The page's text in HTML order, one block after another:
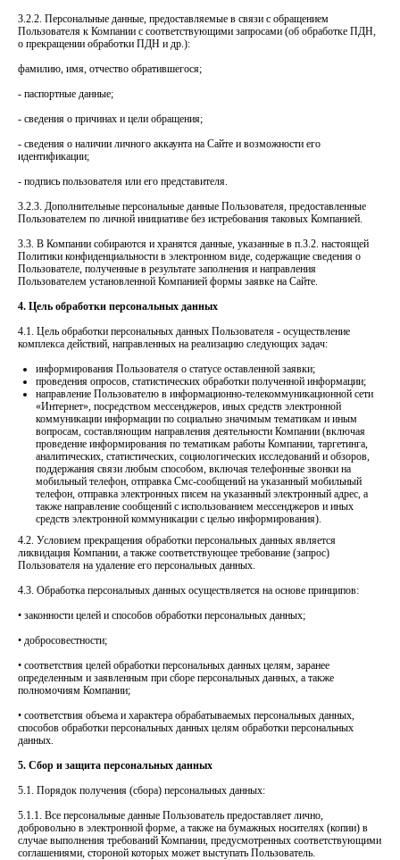
3.2.2. Персональные данные, предоставляемые в связи с обращением
Пользователя к Компании с соответствующими запросами (об обработке ПДН,
о прекращении обработки ПДН и др.):
фамилию, имя, отчество обратившегося;
- паспортные данные;
- сведения о причинах и цели обращения;
- сведения о наличии личного аккаунта на Сайте и возможности его
идентификации;
- подпись пользователя или его представителя.
3.2.3. Дополнительные персональные данные Пользователя, предоставленные
Пользователем по личной инициативе без истребования таковых Компанией.
3.3. В Компании собираются и хранятся данные, указанные в п.3.2. настоящей
Политики конфиденциальности в электронном виде, содержащие сведения о
Пользователе, полученные в результате заполнения и направления
Пользователем установленной Компанией формы заявке на Сайте.
4. Цель обработки персональных данных
4.1. Цель обработки персональных данных Пользователя - осуществление
комплекса действий, направленных на реализацию следующих задач:
информирования Пользователя о статусе оставленной заявки;
проведения опросов, статистических обработки полученной информации;
направление Пользователю в информационно-телекоммуникационной сети
«Интернет», посредством мессенджеров, иных средств электронной
коммуникации информации по социально значимым тематикам и иным
вопросам, составляющим направления деятельности Компании (включая
проведение информирования по тематикам работы Компании, таргетинга,
аналитических, статистических, социологических исследований и обзоров,
поддержания связи любым способом, включая телефонные звонки на
мобильный телефон, отправка Смс-сообщений на указанный мобильный
телефон, отправка электронных писем на указанный электронный адрес, а
также направление сообщений с использованием мессенджеров и иных
средств электронной коммуникации с целью информирования).
4.2. Условием прекращения обработки персональных данных является
ликвидация Компании, а также соответствующее требование (запрос)
Пользователя на удаление его персональных данных.
4.3. Обработка персональных данных осуществляется на основе принципов:
• законности целей и способов обработки персональных данных;
• добросовестности;
• соответствия целей обработки персональных данных целям, заранее
определенным и заявленным при сборе персональных данных, а также
полномочиям Компании;
• соответствия объема и характера обрабатываемых персональных данных,
способов обработки персональных данных целям обработки персональных
данных.
5. Сбор и защита персональных данных
5.1. Порядок получения (сбора) персональных данных:
5.1.1. Все персональные данные Пользователь предоставляет лично,
добровольно в электронной форме, а также на бумажных носителях (копии) в
случае выполнения требований Компании, предусмотренных соответствующими
соглашениями, стороной которых может выступать Пользователь.